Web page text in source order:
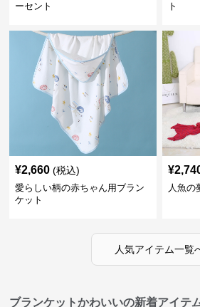
ーセント
ト
¥2,660 (税込)
愛らしい柄の赤ちゃん用ブラン
ケット
¥
人魚の
人気アイテム一覧
ブランケットかわいいの新着アイテ